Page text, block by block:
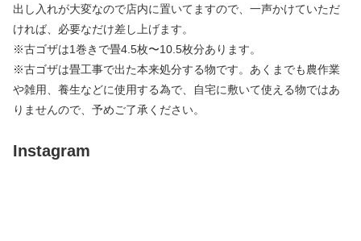
出し入れが大変なので店内に置いてますので、一声かけていただ
ければ、必要なだけ差し上げます。
※古ゴザは1巻きで畳4.5枚〜10.5枚分あります。
※古ゴザは畳工事で出た本来処分する物です。あくまでも農作業
や雑用、養生などに使用する為で、自宅に敷いて使える物ではあ
りませんので、予めご了承ください。
Instagram